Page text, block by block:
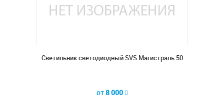
Светильник светодиодный SVS Магистраль 50
от8 000